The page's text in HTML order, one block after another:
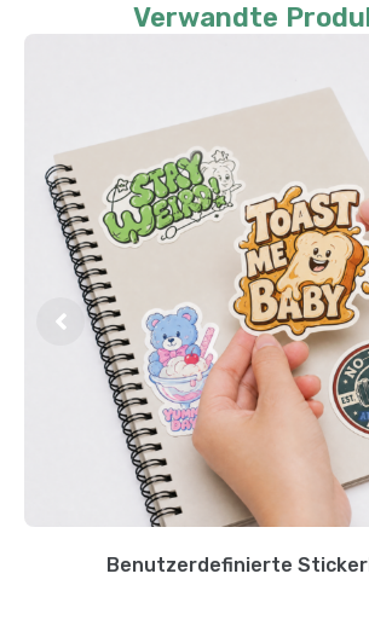
Verwandte
Benutzerdefinierte